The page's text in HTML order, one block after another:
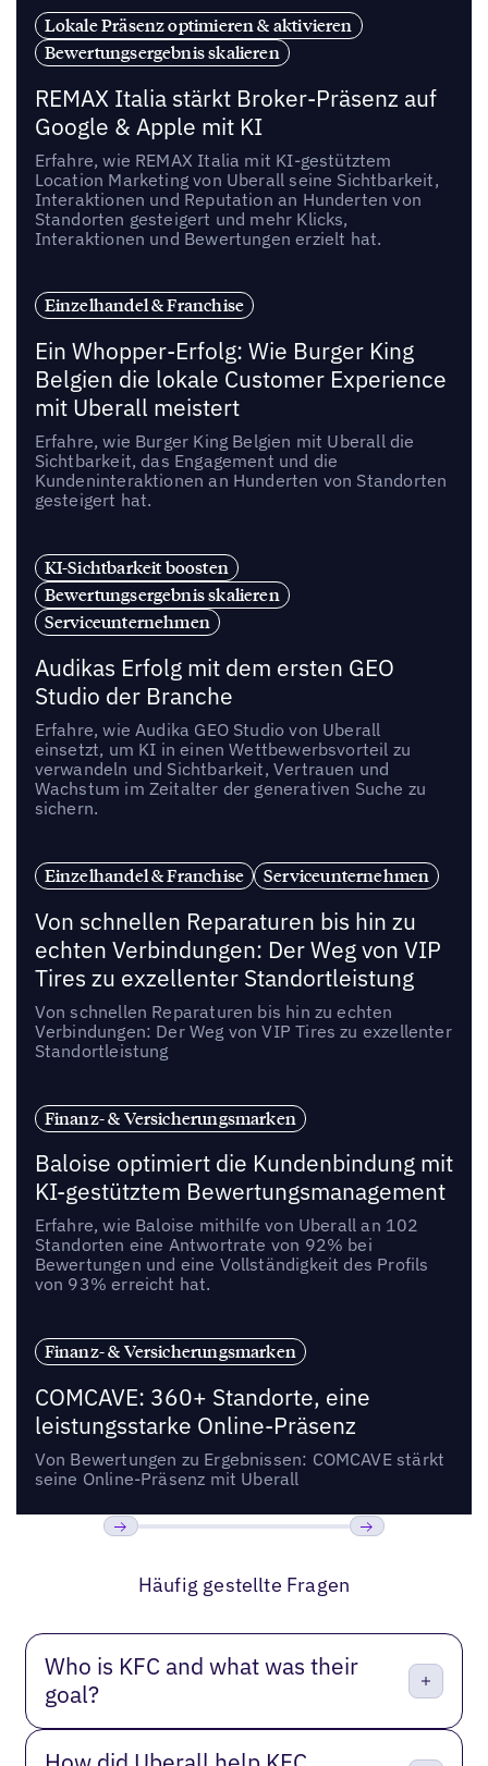
Lokale Präsenz optimieren & aktivieren
Bewertungsergebnis skalieren
REMAX Italia stärkt Broker-Präsenz auf
Google & Apple mit KI
Erfahre, wie REMAX Italia mit KI-gestütztem
Location Marketing von Uberall seine Sichtbarkeit,
Interaktionen und Reputation an Hunderten von
Standorten gesteigert und mehr Klicks,
Interaktionen und Bewertungen erzielt hat.
Einzelhandel & Franchise
Ein Whopper-Erfolg: Wie Burger King
Belgien die lokale Customer Experience
mit Uberall meistert
Erfahre, wie Burger King Belgien mit Uberall die
Sichtbarkeit, das Engagement und die
Kundeninteraktionen an Hunderten von Standorten
gesteigert hat.
KI-Sichtbarkeit boosten
Bewertungsergebnis skalieren
Serviceunternehmen
Audikas Erfolg mit dem ersten GEO
Studio der Branche
Erfahre, wie Audika GEO Studio von Uberall
einsetzt, um KI in einen Wettbewerbsvorteil zu
verwandeln und Sichtbarkeit, Vertrauen und
Wachstum im Zeitalter der generativen Suche zu
sichern.
Einzelhandel & Franchise Serviceunternehmen
Von schnellen Reparaturen bis hin zu
echten Verbindungen: Der Weg von VIP
Tires zu exzellenter Standortleistung
Von schnellen Reparaturen bis hin zu echten
Verbindungen: Der Weg von VIP Tires zu exzellenter
Standortleistung
Finanz- & Versicherungsmarken
Baloise optimiert die Kundenbindung mit
KI-gestütztem Bewertungsmanagement
Erfahre, wie Baloise mithilfe von Uberall an 102
Standorten eine Antwortrate von 92% bei
Bewertungen und eine Vollständigkeit des Profils
von 93% erreicht hat.
Finanz- & Versicherungsmarken
COMCAVE: 360+ Standorte, eine
leistungsstarke Online-Präsenz
Von Bewertungen zu Ergebnissen: COMCAVE stärkt
seine Online-Präsenz mit Uberall
Häufig gestellte Fragen
Who is KFC and what was their
goal?